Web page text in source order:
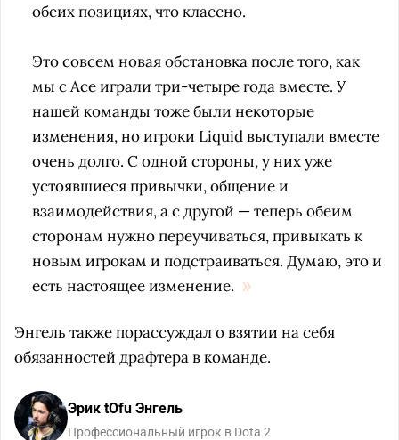
обеих позициях, что классно.
Это совсем новая обстановка после того, как
мы с Ace играли три-четыре года вместе. У
нашей команды тоже были некоторые
изменения, но игроки Liquid выступали вместе
очень долго. С одной стороны, у них уже
устоявшиеся привычки, общение и
взаимодействия, а с другой — теперь обеим
сторонам нужно переучиваться, привыкать к
новым игрокам и подстраиваться. Думаю, это и
есть настоящее изменение.
Энгель также порассуждал о взятии на себя
обязанностей драфтера в команде.
Эрик tOfu Энгель
Профессиональный игрок в Dota 2